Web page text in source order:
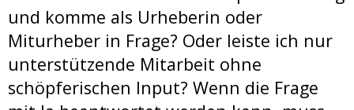
und komme als Urheberin oder
Miturheber in Frage? Oder leiste ich nur
unterstützende Mitarbeit ohne
schöpferischen Input? Wenn die Frage